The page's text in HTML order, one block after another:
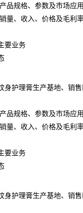
规格、参数及市场应
、收入、价格及毛利
业务
理膏生产基地、销售
规格、参数及市场应
、收入、价格及毛利
业务
理膏生产基地、销售